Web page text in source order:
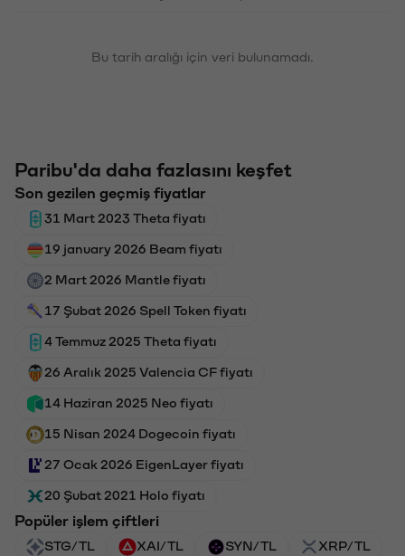
Bu tarih aralığı için veri bulunamadı.
Paribu'da daha fazlasını keşfet
Son gezilen geçmiş fiyatlar
31 Mart 2023 Theta fiyatı
19 january 2026 Beam fiyatı
2 Mart 2026 Mantle fiyatı
17 Şubat 2026 Spell Token fiyatı
4 Temmuz 2025 Theta fiyatı
26 Aralık 2025 Valencia CF fiyatı
14 Haziran 2025 Neo fiyatı
15 Nisan 2024 Dogecoin fiyatı
27 Ocak 2026 EigenLayer fiyatı
20 Şubat 2021 Holo fiyatı
Popüler işlem çiftleri
STG/TL XAI/TL SYN/TL XRP/TL